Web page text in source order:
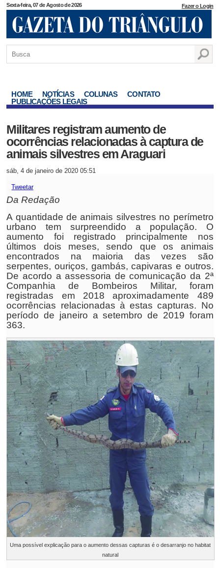
Sexta-feira, 07 de Agosto de 2026 Fazer o Login
HOME NOTÍCIAS COLUNAS
CONTATO
PUBLICAÇÕES LEGAIS
Militares registram aumento de
ocorrências relacionadas à captura de
animais silvestres em Araguari
sáb, 4 de janeiro de 2020 05:51
Tweetar
Da Redação
A quantidade de animais silvestres no perímetro
urbano tem surpreendido a população. O
aumento foi registrado principalmente nos
últimos dois meses, sendo que os animais
encontrados na maioria das vezes são
serpentes, ouriços, gambás, capivaras e outros.
De acordo a assessoria de comunicação da 2ª
Companhia de Bombeiros Militar, foram
registradas em 2018 aproximadamente 489
ocorrências relacionadas à estas capturas. No
período de janeiro a setembro de 2019 foram
363.
Uma possível explicação para o aumento dessas capturas é o desarranjo no habitat
natural